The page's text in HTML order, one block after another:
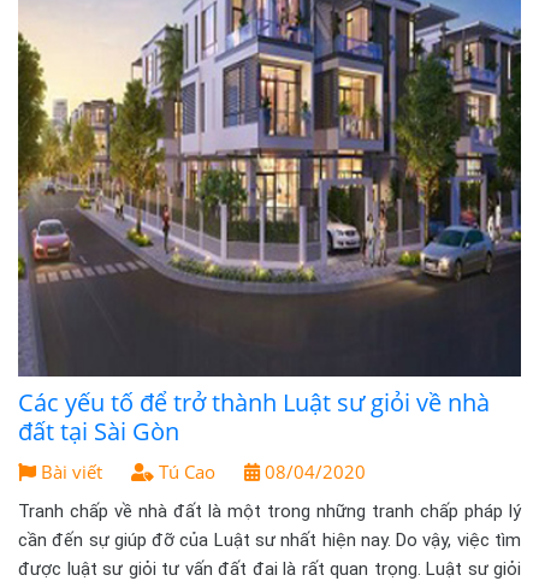
Các yếu tố để trở thành Luật sư giỏi về nhà
đất tại Sài Gòn
Bài viết Tú Cao 08/04/2020
Tranh chấp về nhà đất là một trong những tranh chấp pháp lý
cần đến sự giúp đỡ của Luật sư nhất hiện nay. Do vậy, việc tìm
được luật sư giỏi tư vấn đất đai là rất quan trọng. Luật sư giỏi